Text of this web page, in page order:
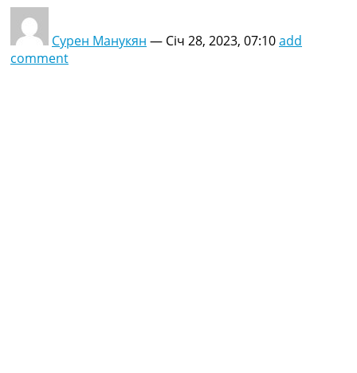
Сурен Манукян — Січ 28, 2023, 07:10add
comment